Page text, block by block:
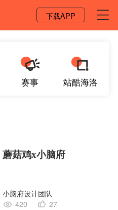
下载APP
赛事 站酷海洛
蘑菇鸡x小脑府
小脑府设计团队
420
27